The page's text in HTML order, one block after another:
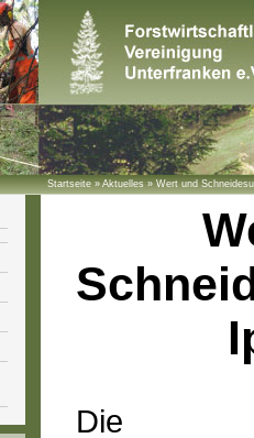
Startseite»Aktuelles»Wert und
Die